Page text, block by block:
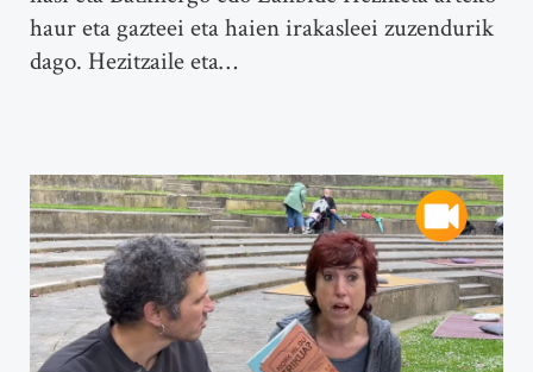
haur eta gazteei eta haien irakasleei zuzendurik
dago. Hezitzaile eta…